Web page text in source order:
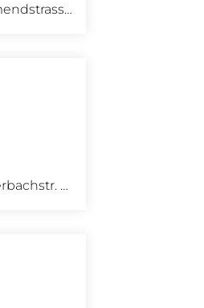
St. Michael, Kirche, Allmendstrasse 34, 4058 Basel
St. Joseph, Kirche, Amerbachstr. 9, 4057 Basel